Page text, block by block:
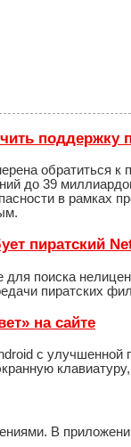
поддержку
обратиться к
до 39
в рамках
пиратский
поиска
пиратских
на сайте
с улучшенной
В